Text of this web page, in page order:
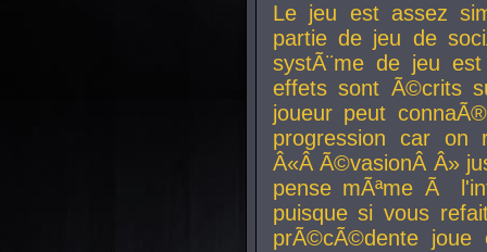
Le jeu est assez
partie de jeu de
systÃ¨me de jeu
effets sont Ã©crits
joueur peut
progression car
Â«Â Ã©vasionÂ Â»
pense mÃªme Ã
puisque si vous
prÃ©cÃ©dente